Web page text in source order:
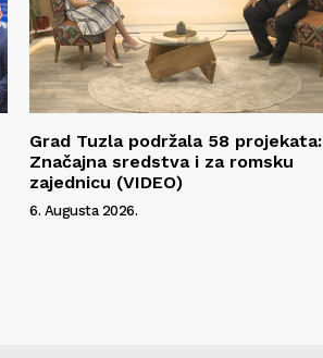
Grad Tuzla podržala 58 projekata:
Značajna sredstva i za romsku
zajednicu (VIDEO)
6. Augusta 2026.